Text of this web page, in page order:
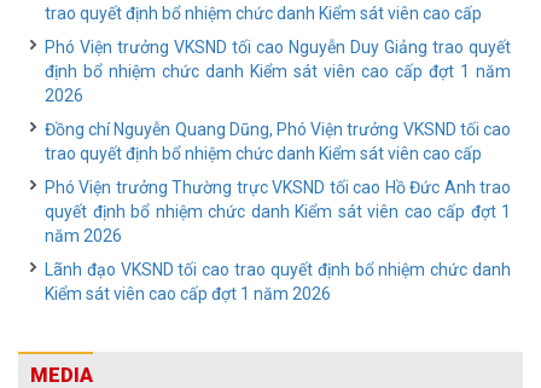
trao quyết định bổ nhiệm chức danh Kiểm sát viên cao cấp
Phó Viện trưởng VKSND tối cao Nguyễn Duy Giảng trao quyết
định bổ nhiệm chức danh Kiểm sát viên cao cấp đợt 1 năm
2026
Đồng chí Nguyễn Quang Dũng, Phó Viện trưởng VKSND tối cao
trao quyết định bổ nhiệm chức danh Kiểm sát viên cao cấp
Phó Viện trưởng Thường trực VKSND tối cao Hồ Đức Anh trao
quyết định bổ nhiệm chức danh Kiểm sát viên cao cấp đợt 1
năm 2026
Lãnh đạo VKSND tối cao trao quyết định bổ nhiệm chức danh
Kiểm sát viên cao cấp đợt 1 năm 2026
MEDIA